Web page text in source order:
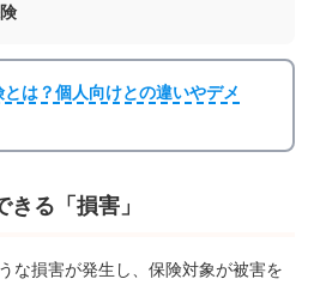
は？個人向けとの違いやデメ
きる「損害」
な損害が発生し、保険対象が被害を